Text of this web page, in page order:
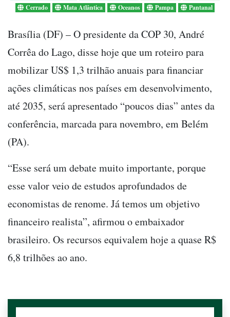
Cerrado
Mata Atlântica Oceanos Pampa Pantanal
Brasília (DF) – O presidente da COP 30, André
Corrêa do Lago, disse hoje que um roteiro para
mobilizar US$ 1,3 trilhão anuais para financiar
ações climáticas nos países em desenvolvimento,
até 2035, será apresentado “poucos dias” antes da
conferência, marcada para novembro, em Belém
(PA).
“Esse será um debate muito importante, porque
esse valor veio de estudos aprofundados de
economistas de renome. Já temos um objetivo
financeiro realista”, afirmou o embaixador
brasileiro. Os recursos equivalem hoje a quase R$
6,8 trilhões ao ano.